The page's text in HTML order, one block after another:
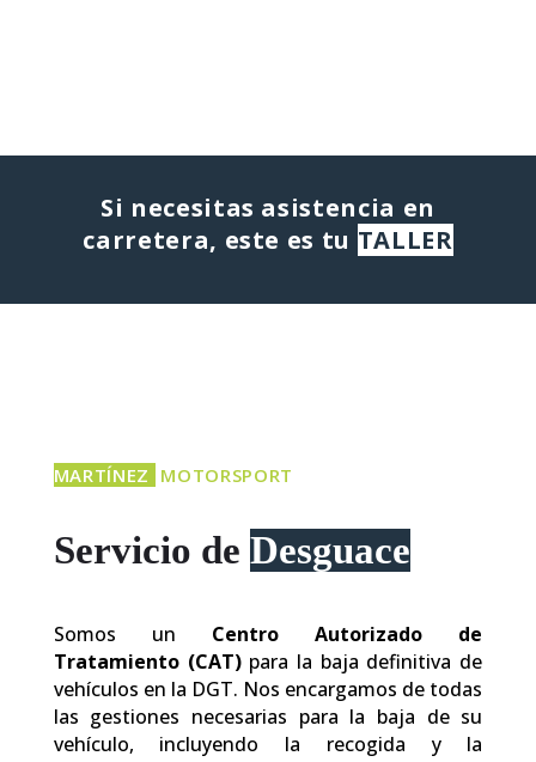
Si necesitas asistencia en
carretera, este es tu TALLER
MARTÍNEZ MOTORSPORT
Servicio de Desguace
Somos un Centro Autorizado de
Tratamiento (CAT)para la baja definitiva de
vehículos en la DGT. Nos encargamos de todas
las gestiones necesarias para la baja de su
vehículo, incluyendo la recogida y la